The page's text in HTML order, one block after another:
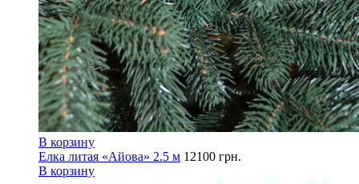
В корзину
Елка литая «Айова» 2.5 м 12100 грн.
В корзину